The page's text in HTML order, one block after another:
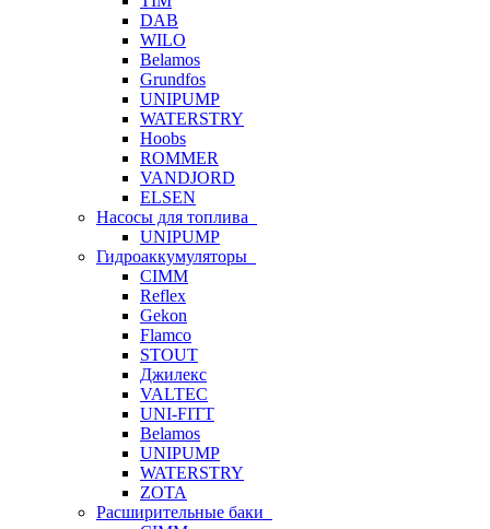
DAB
WILO
Belamos
Grundfos
UNIPUMP
WATERSTRY
Hoobs
ROMMER
VANDJORD
ELSEN
Насосы для топлива
UNIPUMP
Гидроаккумуляторы
CIMM
Reflex
Gekon
Flamco
STOUT
Джилекс
VALTEC
UNI-FITT
Belamos
UNIPUMP
WATERSTRY
ZOTA
Расширительные баки